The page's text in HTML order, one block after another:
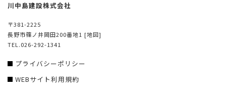
川中島建設株式会社
〒381-2225
長野市篠ノ井岡田200番地1 [地図]
TEL.026-292-1341
プライバシーポリシー
WEBサイト利用規約